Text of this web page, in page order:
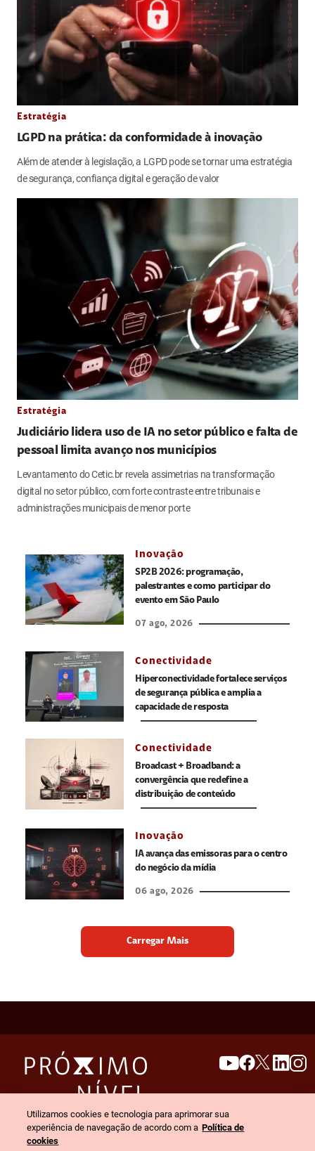
Estratégia
LGPD na prática: da conformidade à inovação
Além de atender à legislação, a LGPD pode se tornar uma estratégia
de segurança, confiança digital e geração de valor
Estratégia
Judiciário lidera uso de IA no setor público e falta de
pessoal limita avanço nos municípios
Levantamento do Cetic.br revela assimetrias na transformação
digital no setor público, com forte contraste entre tribunais e
administrações municipais de menor porte
Inovação
SP2B 2026: programação,
palestrantes e como participar do
evento em São Paulo
07 ago, 2026
Conectividade
Hiperconectividade fortalece serviços
de segurança pública e amplia a
capacidade de resposta
Conectividade
Broadcast + Broadband: a
convergência que redefine a
distribuição de conteúdo
Inovação
IA avança das emissoras para o centro
do negócio da mídia
06 ago, 2026
Carregar Mais
search
Utilizamos cookies e tecnologia para aprimorar sua
experiência de navegação de acordo com a Política de
cookies